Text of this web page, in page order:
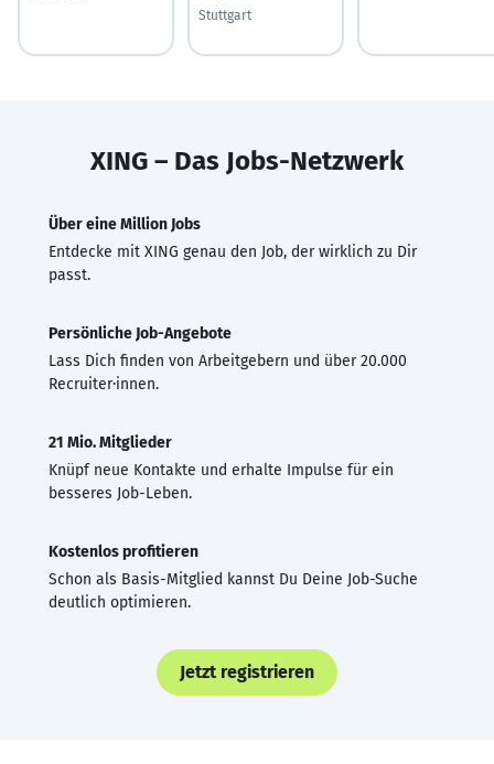
Stuttgart
XING – Das Jobs-Netzwerk
Über eine Million Jobs
Entdecke mit XING genau den Job, der wirklich zu Dir
passt.
Persönliche Job-Angebote
Lass Dich finden von Arbeitgebern und über 20.000
Recruiter·innen.
21 Mio. Mitglieder
Knüpf neue Kontakte und erhalte Impulse für ein
besseres Job-Leben.
Kostenlos profitieren
Schon als Basis-Mitglied kannst Du Deine Job-Suche
deutlich optimieren.
Jetzt registrieren